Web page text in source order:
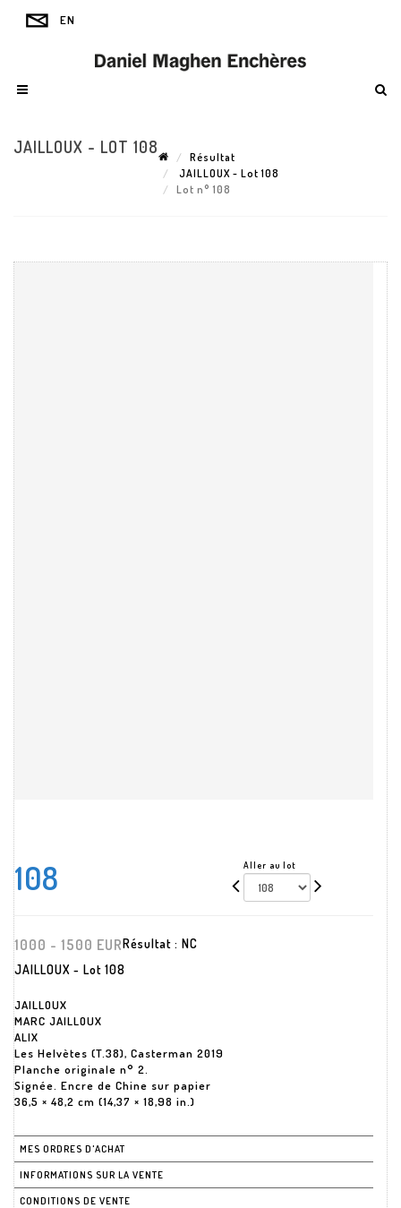
JAILLOUX - LOT 108
Résultat
JAILLOUX - Lot 108
Lot n° 108
108 Aller au lot
1000 - 1500 EURRésultat : NC
JAILLOUX - Lot 108
JAILLOUX
MARC JAILLOUX
ALIX
Les Helvètes (T.38), Casterman 2019
Planche originale n° 2.
Signée. Encre de Chine sur papier
36,5 × 48,2 cm (14,37 × 18,98 in.)
MES ORDRES D'ACHAT
INFORMATIONS SUR LA VENTE
CONDITIONS DE VENTE